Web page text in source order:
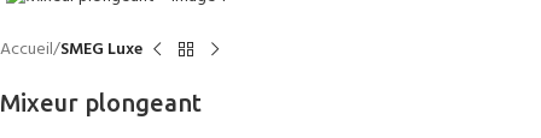
Accueil SMEG Luxe
Mixeur plongeant